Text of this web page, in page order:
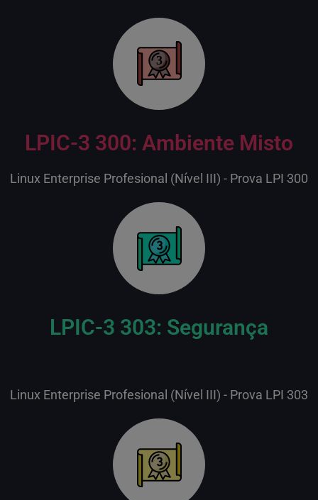
3
LPIC-3 300: Ambiente Misto
Linux Enterprise Profesional (Nível III) - Prova LPI 300
LPIC-3 303: Segurança
Linux Enterprise Profesional (Nível III) - Prova LPI 303